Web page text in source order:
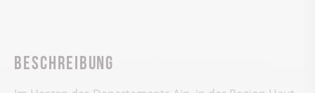
Beschreibung